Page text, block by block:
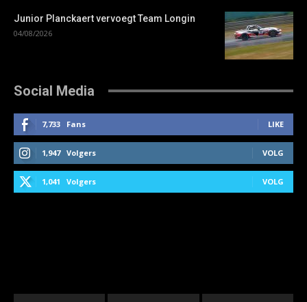
Junior Planckaert vervoegt Team Longin
04/08/2026
Social Media
7,733 Fans LIKE
1,947 Volgers VOLG
1,041 Volgers VOLG